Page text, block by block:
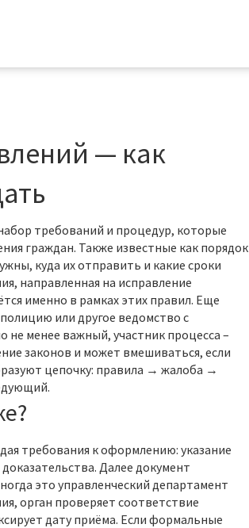
— как
требований и процедур, которые
граждан. Также известные как порядок
куда их отправить и какие сроки
направленная на исправление
именно в рамках этих правил. Еще
или другое ведомство с
не менее важный, участник процесса –
законов и может вмешиваться, если
цепочку: правила → жалоба →
требования к оформлению: указание
Далее документ
это управленческий департамент
орган проверяет соответствие
дату приёма. Если формальные